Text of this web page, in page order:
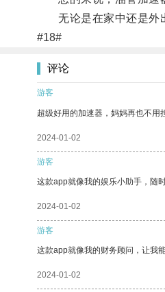
无论是在家中还是外出
#18#
评论
游客
超级好用的加速器，妈妈再也不用
2024-01-02
游客
这款app就像我的娱乐小助手，随
2024-01-02
游客
这款app就像我的财务顾问，让我
2024-01-02